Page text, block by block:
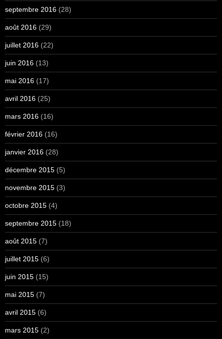
septembre 2016 (28)
août 2016 (29)
juillet 2016 (22)
juin 2016 (13)
mai 2016 (17)
avril 2016 (25)
mars 2016 (16)
février 2016 (16)
janvier 2016 (28)
décembre 2015 (5)
novembre 2015 (3)
octobre 2015 (4)
septembre 2015 (18)
août 2015 (7)
juillet 2015 (6)
juin 2015 (15)
mai 2015 (7)
avril 2015 (6)
mars 2015 (2)